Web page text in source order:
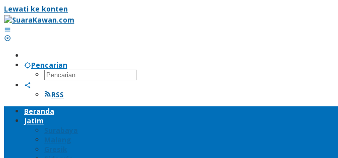
Lewati ke konten
Pencarian
RSS
Beranda
Jatim
Surabaya
Malang
Gresik